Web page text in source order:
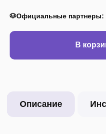
🐶Официальные партнеры:
В